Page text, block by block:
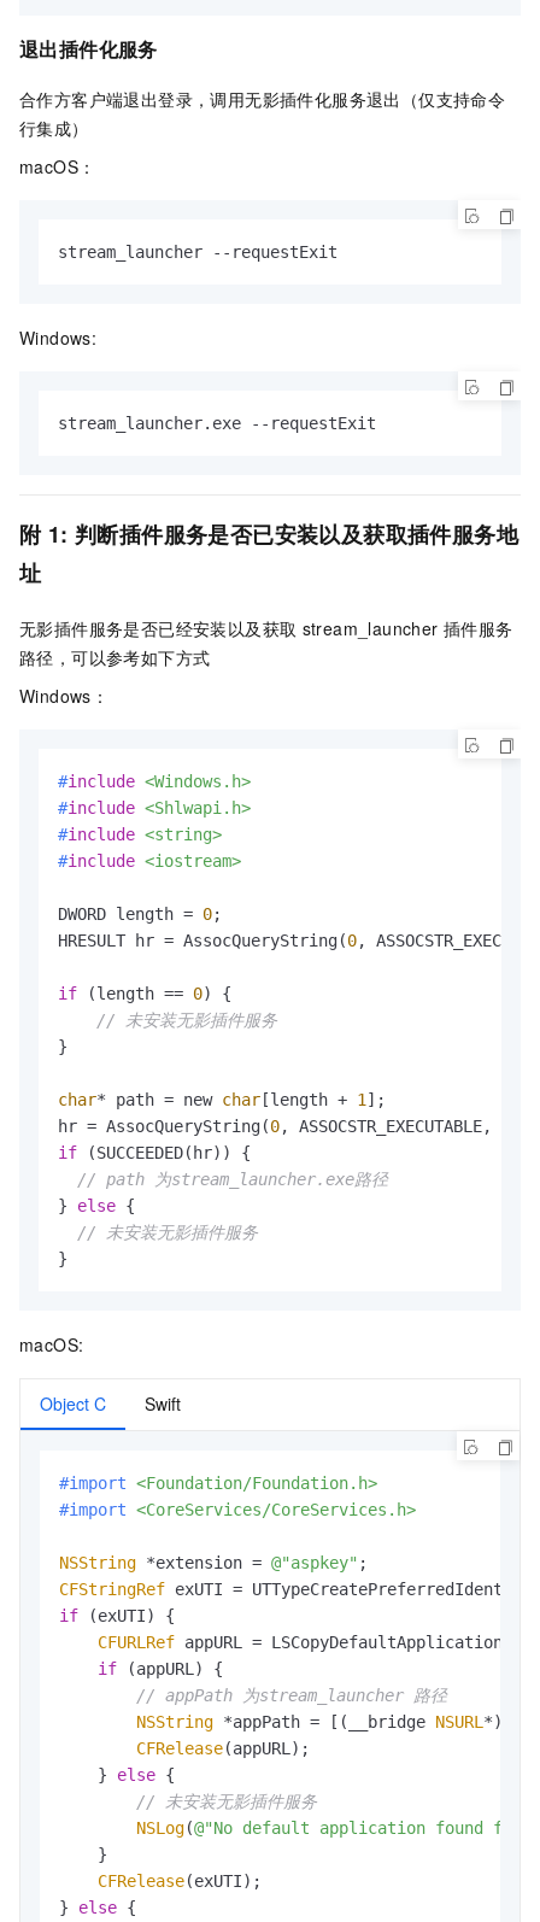
退出插件化服务
合作方客户端退出登录，调用无影插件化服务退出（仅支持命令
行集成）
macOS：
stream_launcher --requestExit
Windows:
stream_launcher.exe --requestExit
附 1: 判断插件服务是否已安装以及获取插件服务地
址
无影插件服务是否已经安装以及获取 stream_launcher 插件服务
路径，可以参考如下方式
Windows：
#include <Windows.h>
#include <Shlwapi.h>
#include <string>
#include <iostream>
DWORD length = 0;
HRESULT hr = AssocQueryString(0,
if (length == 0) {
// 未安装无影插件服务
}
char* path = new char [length + 1];
hr = AssocQueryString(0, ASSOCSTR_EXECUTABLE,
if (SUCCEEDED(hr)) {
// path 为stream_launcher.exe路径
} else {
// 未安装无影插件服务
}
macOS:
Object C Swift
#import <Foundation/Foundation.h>
#import <CoreServices/CoreServices.h>
NSString *extension = @"aspkey"
CFStringRef exUTI =
if (exUTI) {
CFURLRef appURL =
if (appURL) {
// appPath 为stream_launcher 路径
NSString *appPath = [(__bridge NSURL
CFRelease(appURL);
    }
else {
// 未安装无影插件服务
NSLog(@"No default application found for
    }
CFRelease(exUTI);
} else {